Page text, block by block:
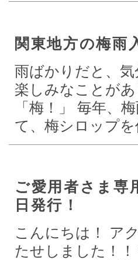
関東地方の梅雨
雨ばかりだと、
楽しみなことが
「梅！」 毎年、
て、梅シロップ
ご愛用者さま
日発行！
こんにちは！ ア
たせしました！